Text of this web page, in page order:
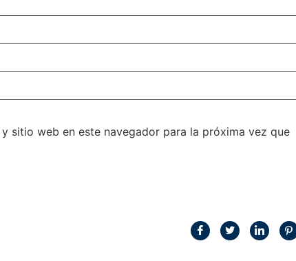
sitio web en este navegador para la próxima vez que